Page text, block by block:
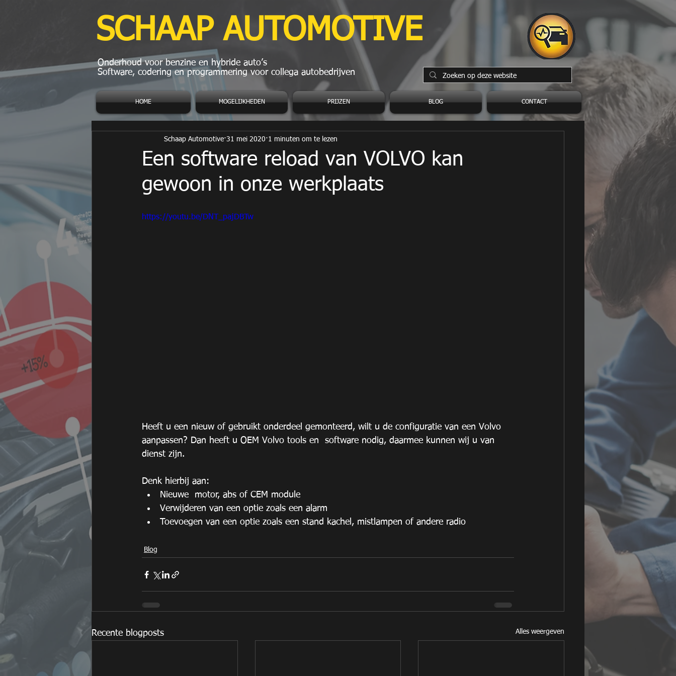
SCHAAP AUTOMOTIVE
Onderhoud voor benzine en hybride auto’s
Software, codering en programmering voor collega autobedrijven
HOME MOGELIJKHEDEN PRIJZEN BLOG CONTACT
Een software reload van VOLVO kan
gewoon in onze werkplaats
Schaap Automotive 31 mei 2020 1 minuten om te lezen
https://youtu.be/DNT_pajDBTw
Heeft u een nieuw of gebruikt onderdeel gemonteerd, wilt u de configuratie van een Volvo
aanpassen? Dan heeft u OEM Volvo tools en  software nodig, daarmee kunnen wij u van
dienst zijn.
Denk hierbij aan:
Nieuwe  motor, abs of CEM module
Verwijderen van een optie zoals een alarm
Toevoegen van een optie zoals een stand kachel, mistlampen of andere radio
Blog
Recente blogposts Alles weergeven